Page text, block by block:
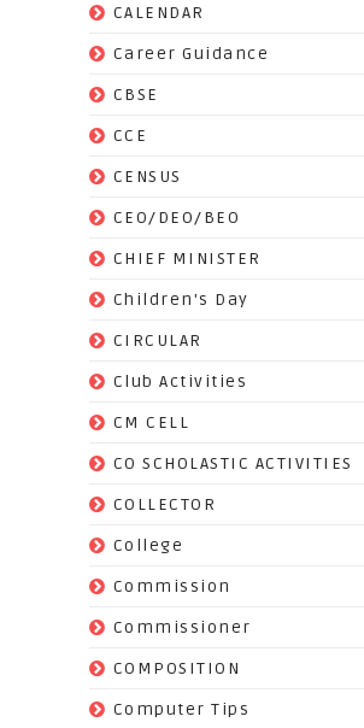
CALENDAR
Career Guidance
CBSE
CCE
CENSUS
CEO/DEO/BEO
CHIEF MINISTER
Children's Day
CIRCULAR
Club Activities
CM CELL
CO SCHOLASTIC ACTIVITIES
COLLECTOR
College
Commission
Commissioner
COMPOSITION
Computer Tips